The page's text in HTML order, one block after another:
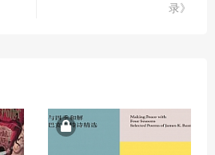
录》